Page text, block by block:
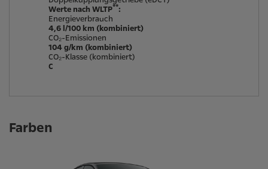
Werte nach WLTP**:
Energieverbrauch
4,6 l/100 km (kombiniert)
CO₂-Emissionen
104 g/km (kombiniert)
CO₂-Klasse (kombiniert)
C
Farben